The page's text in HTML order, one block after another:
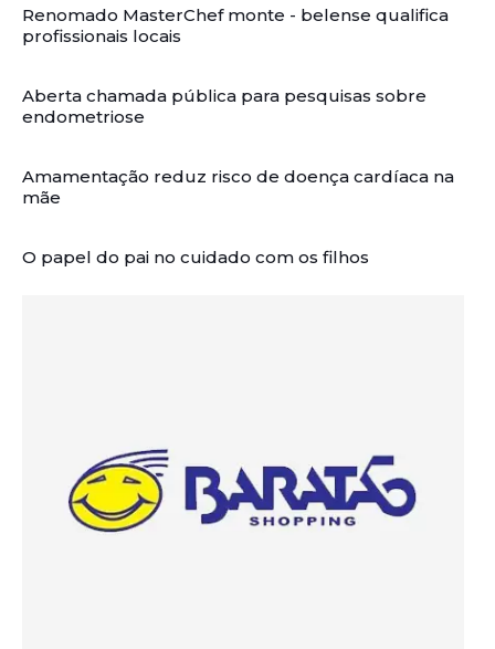
Renomado MasterChef monte - belense qualifica
profissionais locais
Aberta chamada pública para pesquisas sobre
endometriose
Amamentação reduz risco de doença cardíaca na
mãe
O papel do pai no cuidado com os filhos
Artigos Relacionados: